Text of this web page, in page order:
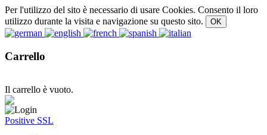
Per l'utilizzo del sito è necessario di usare Cookies. Consento il loro
utilizzo durante la visita e navigazione su questo sito.
Carrello
Il carrello è vuoto.
Positive SSL